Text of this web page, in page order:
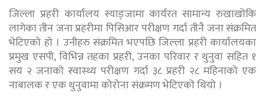
जिल्ला प्रहरी कार्यालय स्याङ्जामा कार्यरत सामान्य रुखाखोकि
लागेका तीन जना प्रहरीमा पिसिआर परीक्षण गर्दा तीनै जना संक्रमित
भेटिएको हो । उनीहरु संक्रमित भएपछि जिल्ला प्रहरी कार्यालयका
प्रमुख एसपी, विभिन्न तहका प्रहरी, उनका परिवार र थुनुवा सहित १
सय २ जनाको स्वास्थ्य परीक्षण गर्दा ३८ प्रहरी २८ महिनाको एक
नाबालक र एक थुनुवामा कोरोना संक्रमण भेटिएको थियो ।